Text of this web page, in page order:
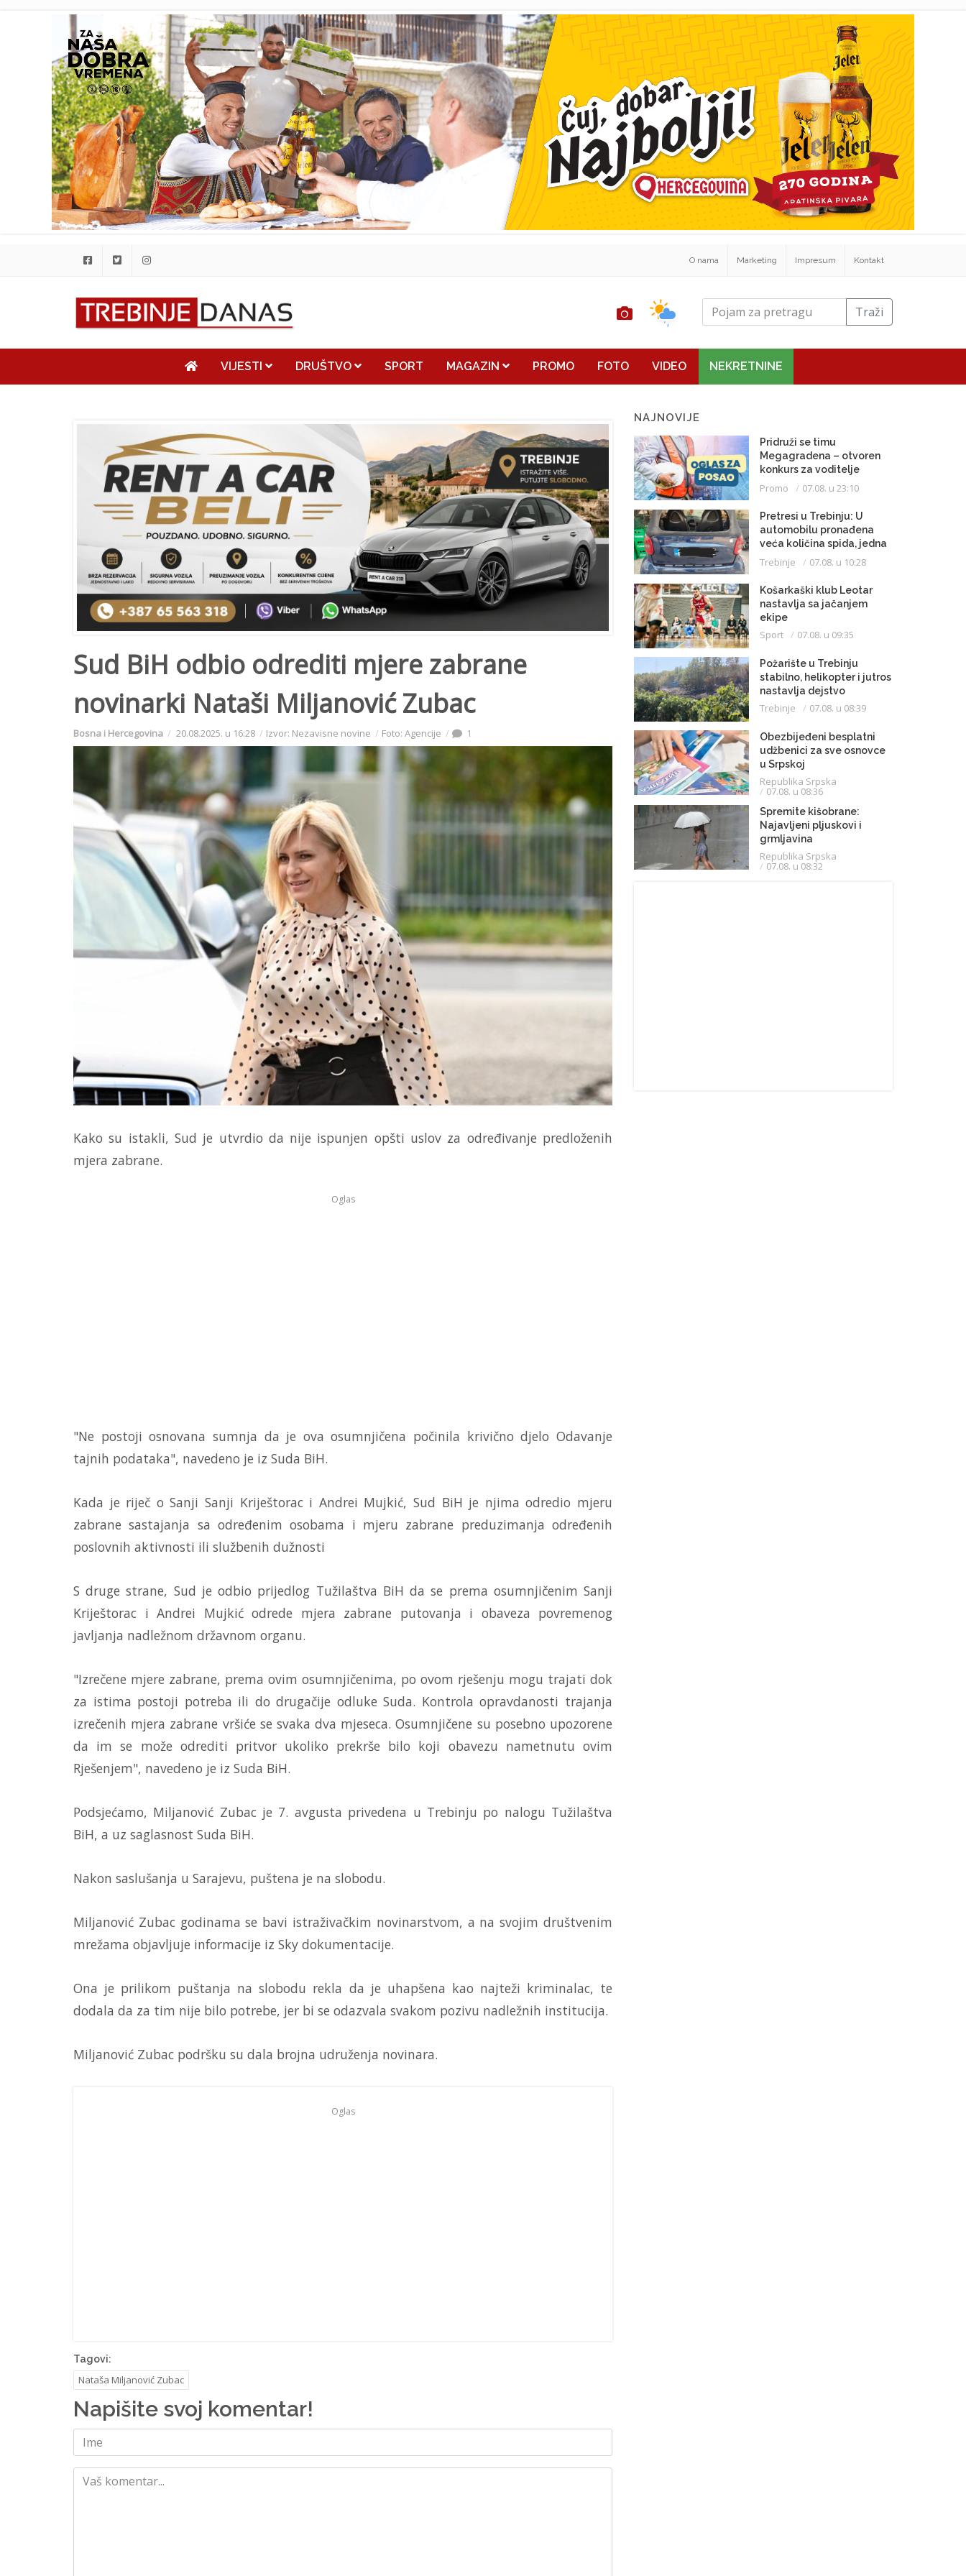
O nama Marketing Impresum Kontakt
Traži
VIJESTI DRUŠTVO SPORT MAGAZIN PROMO FOTO VIDEO NEKRETNINE
Sud BiH odbio odrediti mjere zabrane
novinarki Nataši Miljanović Zubac
Bosna i Hercegovina 20.08.2025. u 16:28 Izvor: Nezavisne novine Foto: Agencije 1
Kako su istakli, Sud je utvrdio da nije ispunjen opšti uslov za određivanje predloženih
mjera zabrane.
Oglas
"Ne postoji osnovana sumnja da je ova osumnjičena počinila krivično djelo Odavanje
tajnih podataka", navedeno je iz Suda BiH.
Kada je riječ o Sanji Sanji Kriještorac i Andrei Mujkić, Sud BiH je njima odredio mjeru
zabrane sastajanja sa određenim osobama i mjeru zabrane preduzimanja određenih
poslovnih aktivnosti ili službenih dužnosti
S druge strane, Sud je odbio prijedlog Tužilaštva BiH da se prema osumnjičenim Sanji
Kriještorac i Andrei Mujkić odrede mjera zabrane putovanja i obaveza povremenog
javljanja nadležnom državnom organu.
"Izrečene mjere zabrane, prema ovim osumnjičenima, po ovom rješenju mogu trajati dok
za istima postoji potreba ili do drugačije odluke Suda. Kontrola opravdanosti trajanja
izrečenih mjera zabrane vršiće se svaka dva mjeseca. Osumnjičene su posebno upozorene
da im se može odrediti pritvor ukoliko prekrše bilo koji obavezu nametnutu ovim
Rješenjem", navedeno je iz Suda BiH.
Podsjećamo, Miljanović Zubac je 7. avgusta privedena u Trebinju po nalogu Tužilaštva
BiH, a uz saglasnost Suda BiH.
Nakon saslušanja u Sarajevu, puštena je na slobodu.
Miljanović Zubac godinama se bavi istraživačkim novinarstvom, a na svojim društvenim
mrežama objavljuje informacije iz Sky dokumentacije.
Ona je prilikom puštanja na slobodu rekla da je uhapšena kao najteži kriminalac, te
dodala da za tim nije bilo potrebe, jer bi se odazvala svakom pozivu nadležnih institucija.
Miljanović Zubac podršku su dala brojna udruženja novinara.
Oglas
Tagovi:
Nataša Miljanović Zubac
Napišite svoj komentar!
NAJNOVIJE
Pridruži se timu
Megagradena – otvoren
konkurs za voditelje
gradilišta
Promo 07.08. u 23:10
Pretresi u Trebinju: U
automobilu pronađena
veća količina spida, jedna
osoba uhapšena
Trebinje 07.08. u 10:28
Košarkaški klub Leotar
nastavlja sa jačanjem
ekipe
Sport 07.08. u 09:35
Požarište u Trebinju
stabilno, helikopter i jutros
nastavlja dejstvo
Trebinje 07.08. u 08:39
Obezbijeđeni besplatni
udžbenici za sve osnovce
u Srpskoj
Republika Srpska
07.08. u 08:36
Spremite kišobrane:
Najavljeni pljuskovi i
grmljavina
Republika Srpska
07.08. u 08:32